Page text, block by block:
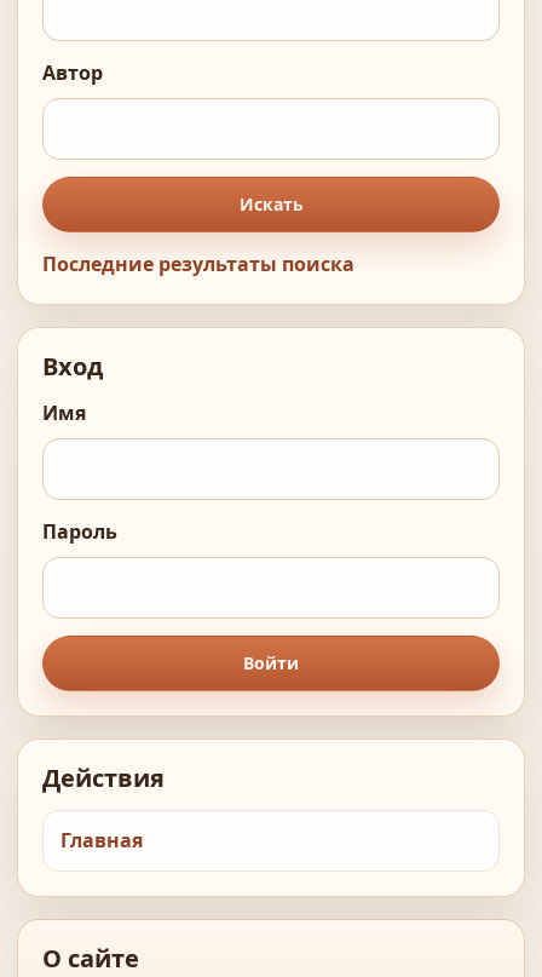
Автор
Искать
Последние результаты поиска
Вход
Имя
Пароль
Войти
Действия
Главная
О сайте